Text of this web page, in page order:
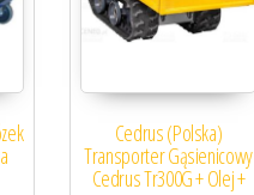
Cedrus (Polska)
Transporter Gąsienicowy
Cedrus Tr300G + Olej +